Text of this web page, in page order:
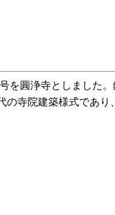
圓浄寺としました
寺院建築様式であ